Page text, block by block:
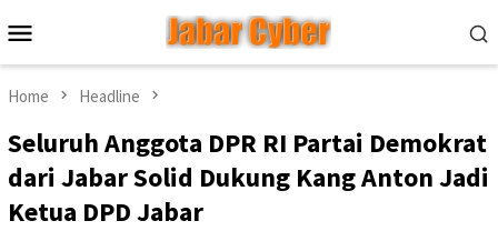
to
contentMenu
Home Headline
Seluruh Anggota DPR RI Partai Demokrat
dari Jabar Solid Dukung Kang Anton Jadi
Ketua DPD Jabar